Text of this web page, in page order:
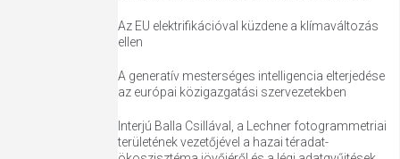
Az EU elektrifikációval küzdene a klímaváltozás
ellen
A generatív mesterséges intelligencia elterjedése
az európai közigazgatási szervezetekben
Interjú Balla Csillával, a Lechner fotogrammetriai
területének vezetőjével a hazai téradat-